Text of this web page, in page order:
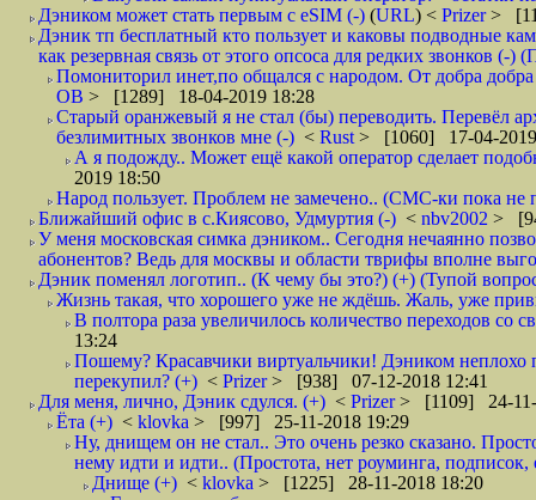
Дэником может стать первым с еSIM (-) (URL) < Prizer>
Дэник тп бесплатный кто пользует и каковы подводные
как резервная связь от этого опсоса для редких звонков (-)
Помониторил инет,по общался с народом. От добра
ОВ > [1289] 18-04-2019 18:28
Старый оранжевый я не стал (бы) переводить. Перевёл
безлимитных звонков мне (-) < Rust > [1060] 17-04-
А я подожду.. Может ещё какой оператор сделает
2019 18:50
Народ пользует. Проблем не замечено.. (СМС-ки пока
Ближайший офис в с.Киясово, Удмуртия (-) < nbv2002 >
У меня московская симка дэником.. Сегодня нечаянно
абонентов? Ведь для москвы и области тврифы вполне
Дэник поменял логотип.. (К чему бы это?) (+) (Тупой
Жизнь такая, что хорошего уже не ждёшь. Жаль, уже
В полтора раза увеличилось количество переходов
13:24
Пошему? Красавчики виртуальчики! Дэником
перекупил? (+) < Prizer> [938] 07-12-2018 12:41
Для меня, лично, Дэник сдулся. (+) < Prizer> [1109] 24-11-
Ёта (+) < klovka > [997] 25-11-2018 19:29
Ну, днищем он не стал.. Это очень резко сказано.
нему идти и идти.. (Простота, нет роуминга,
Днище (+) < klovka > [1225] 28-11-2018 18:20